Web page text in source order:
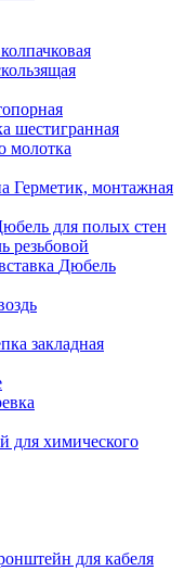
шестигранная
молотка
Герметик, монтажная
для полых стен
резьбовой
Дюбель
закладная
для химического
для кабеля